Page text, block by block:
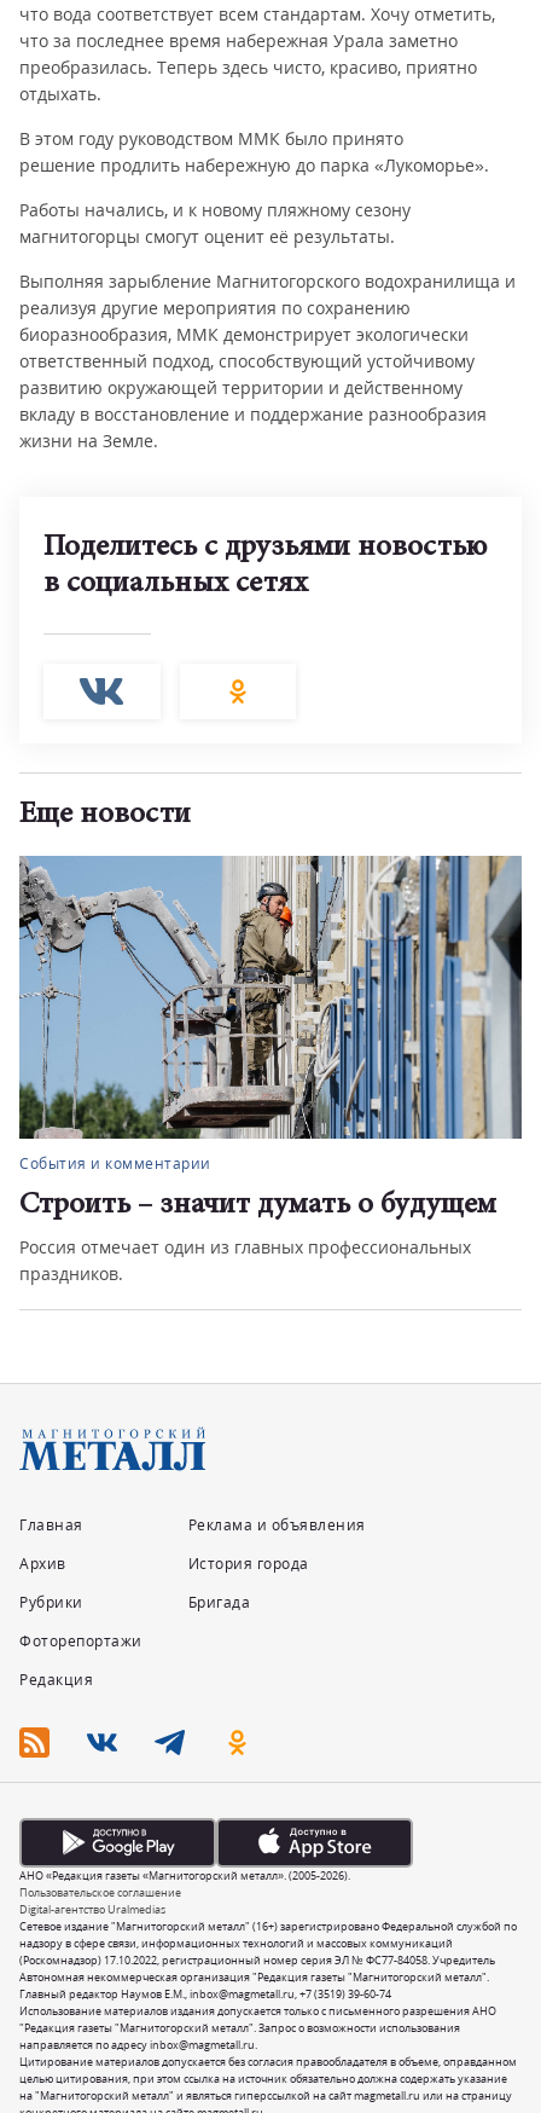
что вода соответствует всем стандартам. Хочу отметить,
что за последнее время набережная Урала заметно
преобразилась. Теперь здесь чисто, красиво, приятно
отдыхать.
В этом году руководством ММК было принято
решение продлить набережную до парка «Лукоморье».
Работы начались, и к новому пляжному сезону
магнитогорцы смогут оценит её результаты.
Выполняя зарыбление Магнитогорского водохранилища и
реализуя другие мероприятия по сохранению
биоразнообразия, ММК демонстрирует экологически
ответственный подход, способствующий устойчивому
развитию окружающей территории и действенному
вкладу в восстановление и поддержание разнообразия
жизни на Земле.
Поделитесь с друзьями новостью
в социальных сетях
Еще новости
События и комментарии
Строить – значит думать о будущем
Россия отмечает один из главных профессиональных
праздников.
Главная
Архив
Рубрики
Фоторепортажи
Редакция
Реклама и объявления
История города
Бригада
Сетевое издание "Магнитогорский металл" (16+) зарегистрировано Федеральной службой по
надзору в сфере связи, информационных технологий и массовых коммуникаций
(Роскомнадзор) 17.10.2022, регистрационный номер серия ЭЛ № ФС77-84058. Учредитель
Автономная некоммерческая организация "Редакция газеты "Магнитогорский металл".
Главный редактор Наумов Е.М.,inbox@magmetall.ru,+7 (3519) 39-60-74
Использование материалов издания допускается только с письменного разрешения АНО
"Редакция газеты "Магнитогорский металл". Запрос о возможности использования
направляется по адресуinbox@magmetall.ru.
Цитирование материалов допускается без согласия правообладателя в объеме, оправданном
целью цитирования, при этом ссылка на источник обязательно должна содержать указание
на "Магнитогорский металл" и являться гиперссылкой на сайт magmetall.ru или на страницу
Пользовательское соглашение
Digital-агентство Uralmedias
АНО «Редакция газеты «Магнитогорский металл». (2005-2026).